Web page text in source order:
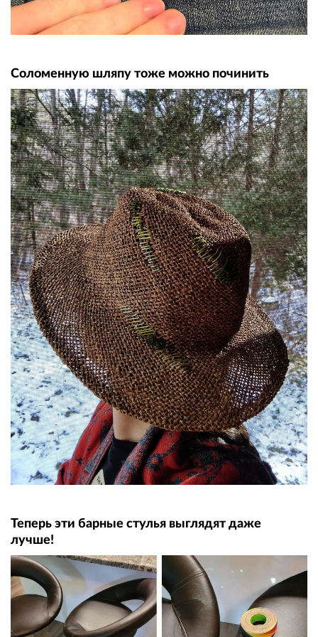
Соломенную шляпу тоже можно починить
Теперь эти барные стулья выглядят даже
лучше!